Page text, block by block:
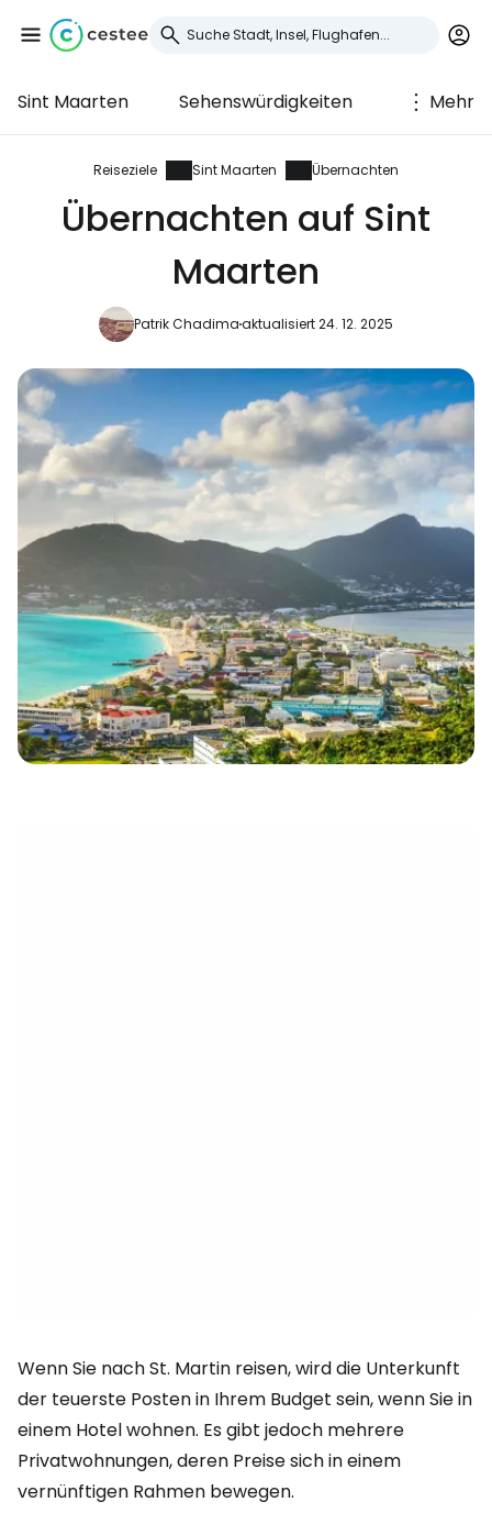
Sint Maarten Sehenswürdigkeiten Mehr
Reiseziele Sint Maarten Übernachten
Übernachten auf Sint
Maarten
Patrik Chadimaaktualisiert 24. 12. 2025
Wenn Sie nach St. Martin reisen, wird die Unterkunft
der teuerste Posten in Ihrem Budget sein, wenn Sie in
einem Hotel wohnen. Es gibt jedoch mehrere
Privatwohnungen, deren Preise sich in einem
vernünftigen Rahmen bewegen.
Anmeldung bei
Cestee
... die weltweite Reise-Community
Weiter mit Facebook
Weiter mit E-Mail